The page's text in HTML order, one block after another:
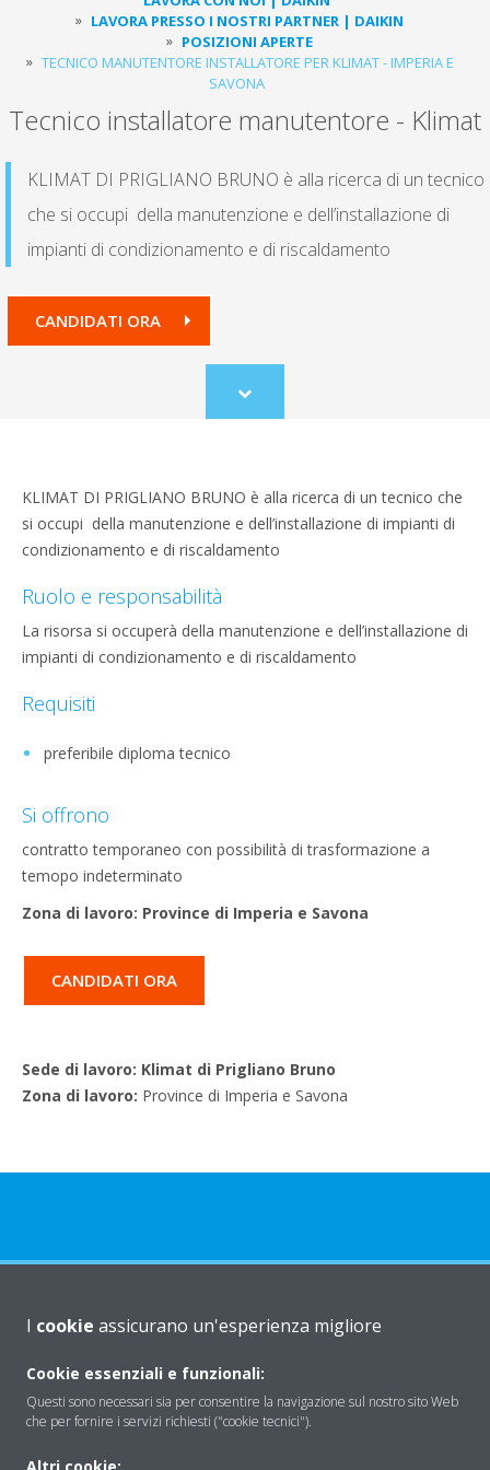
LAVORA PRESSO I NOSTRI PARTNER | DAIKIN
POSIZIONI APERTE
TECNICO MANUTENTORE INSTALLATORE PER KLIMAT - IMPERIA E
SAVONA
Tecnico installatore manutentore - Klimat
KLIMAT DI PRIGLIANO BRUNO è alla ricerca di un tecnico
che si occupi della manutenzione e dell’installazione di
impianti di condizionamento e di riscaldamento
CANDIDATI ORA
Scroll
to
KLIMAT DI PRIGLIANO BRUNO è alla ricerca di un tecnico che
si occupi della manutenzione e dell’installazione di impianti di
condizionamento e di riscaldamento
Ruolo e responsabilità
La risorsa si occuperà della manutenzione e dell’installazione di
impianti di condizionamento e di riscaldamento
Requisiti
preferibile diploma tecnico
Si offrono
contratto temporaneo con possibilità di trasformazione a
temopo indeterminato
Zona di lavoro: Province di Imperia e Savona
CANDIDATI ORA
Sede di lavoro: Klimat di Prigliano Bruno
Zona di lavoro: Province di Imperia e Savona
Soluzioni
I cookie assicurano un'esperienza migliore
Cookie essenziali e funzionali:
Questi sono necessari sia per consentire la navigazione sul nostro sito Web
che per fornire i servizi richiesti ("cookie tecnici").